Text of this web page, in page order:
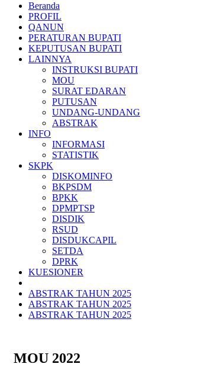
Beranda
PROFIL
QANUN
PERATURAN BUPATI
KEPUTUSAN BUPATI
LAINNYA
INSTRUKSI BUPATI
MOU
SURAT EDARAN
PUTUSAN
UNDANG-UNDANG
ABSTRAK
INFO
INFORMASI
STATISTIK
SKPK
DISKOMINFO
BKPSDM
BPKK
DPMPTSP
DISDIK
RSUD
DISDUKCAPIL
SETDA
DPRK
KUESIONER
ABSTRAK TAHUN 2025
ABSTRAK TAHUN 2025
ABSTRAK TAHUN 2025
MOU 2022